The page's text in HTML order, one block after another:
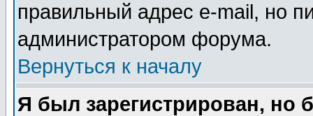
правильный адрес e-mail, но
администратором форума.
Вернуться к началу
Я был зарегистрирован, но